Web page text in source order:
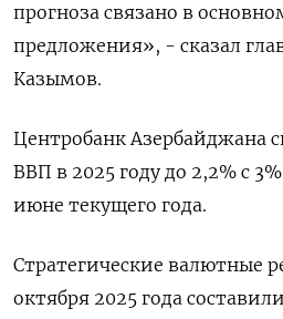
прогноза связано в
предложения», - сказал
Казымов.
Центробанк Азербайджана
ВВП в 2025 году до 2,2% с
июне текущего года.
Стратегические валютные
октября 2025 года